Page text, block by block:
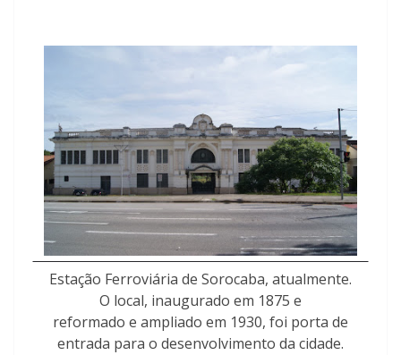
Estação Ferroviária de Sorocaba, atualmente.
O local, inaugurado em 1875 e
reformado e ampliado em 1930, foi porta de
entrada para o desenvolvimento da cidade.